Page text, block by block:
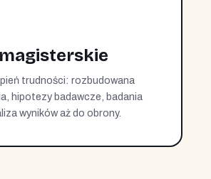
trudności: rozbudowana
hipotezy badawcze, badania
wyników aż do obrony.